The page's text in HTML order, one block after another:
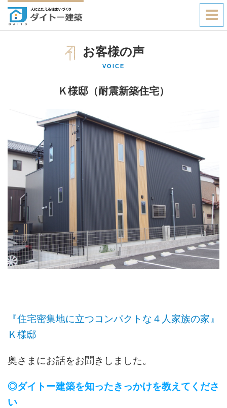
お客様の声
VOICE
Ｋ様邸（耐震新築住宅）
『住宅密集地に立つコンパクトな４人家族の家』
Ｋ様邸
奥さまにお話をお聞きしました。
◎ダイトー建築を知ったきっかけを教えてくださ
い